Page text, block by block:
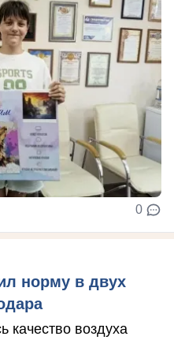
0
норму в двух
качество воздуха